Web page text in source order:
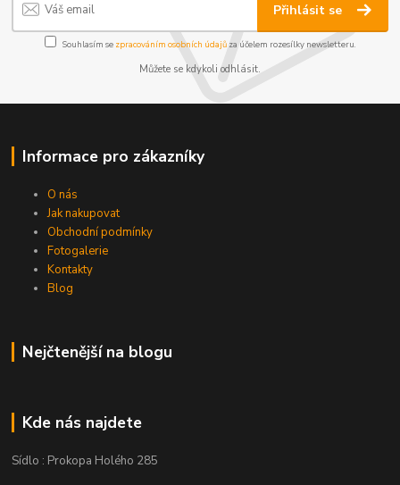
Přihlásit se
Souhlasím se zpracováním osobních údajůza účelem rozesílky newsletteru.
Můžete se kdykoli odhlásit.
Informace pro zákazníky
O nás
Jak nakupovat
Obchodní podmínky
Fotogalerie
Kontakty
Blog
Nejčtenější na blogu
Kde nás najdete
Sídlo : Prokopa Holého 285